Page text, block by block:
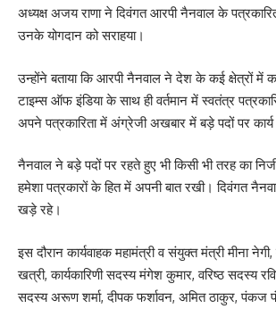
अध्यक्ष अजय राणा ने दिवंगत आरपी नैनवाल के
उनके योगदान को सराहया।
उन्होंने बताया कि आरपी नैनवाल ने देश के कई क्षेत्रों में
टाइम्स ऑफ इंडिया के साथ ही वर्तमान में स्वतंत्र
अपने पत्रकारिता में अंग्रेजी अखबार में बड़े पदों पर कार्य
नैनवाल ने बड़े पदों पर रहते हुए भी किसी भी तरह का
हमेशा पत्रकारों के हित में अपनी बात रखी। दिवंगत
खड़े रहे।
इस दौरान कार्यवाहक महामंत्री व संयुक्त मंत्री मीना नेगी,
खत्री, कार्यकारिणी सदस्य मंगेश कुमार, वरिष्ठ सदस्य
सदस्य अरूण शर्मा, दीपक फर्शावन, अमित ठाकुर, पंकज